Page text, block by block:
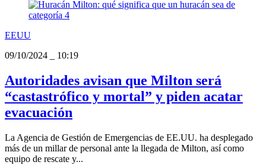
EEUU
09/10/2024
10:19
Autoridades avisan que Milton será
“castastrófico y mortal” y piden acatar
evacuación
La Agencia de Gestión de Emergencias de EE.UU. ha desplegado
más de un millar de personal ante la llegada de Milton, así como
equipo de rescate y...